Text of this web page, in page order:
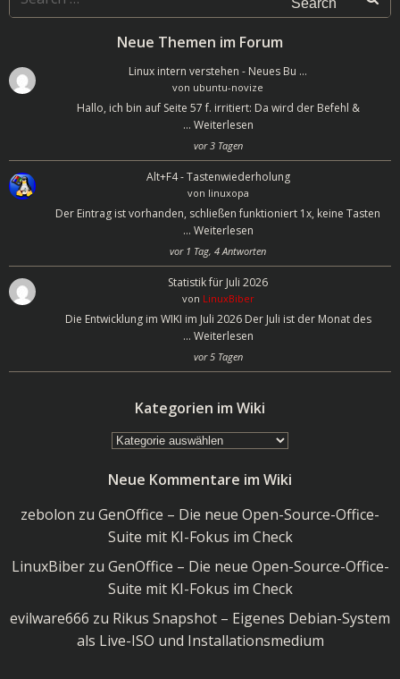
for:
Neue Themen im Forum
Linux intern verstehen - Neues Bu …
von ubuntu-novize
Hallo, ich bin auf Seite 57 f. irritiert: Da wird der Befehl &
… Weiterlesen
vor 3 Tagen
Alt+F4 - Tastenwiederholung
von linuxopa
Der Eintrag ist vorhanden, schließen funktioniert 1x, keine Tasten
… Weiterlesen
vor 1 Tag, 4 Antworten
Statistik für Juli 2026
von LinuxBiber
Die Entwicklung im WIKI im Juli 2026 Der Juli ist der Monat des
… Weiterlesen
vor 5 Tagen
Kategorien im Wiki
Kategorien
Wiki
Neue Kommentare im Wiki
zebolon zu GenOffice – Die neue Open-Source-Office-
Suite mit KI-Fokus im Check
LinuxBiberzu GenOffice – Die neue Open-Source-Office-
Suite mit KI-Fokus im Check
evilware666 zu Rikus Snapshot – Eigenes Debian-System
als Live-ISO und Installationsmedium